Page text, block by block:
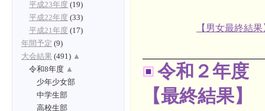
【男女最終結果
令和２年度
【最終結果】
平成23年度 (19)
平成22年度 (33)
平成21年度 (17)
年間予定 (9)
大会結果 (491) ▲
令和8年度 ▲
少年少女部
中学生部
高校生部